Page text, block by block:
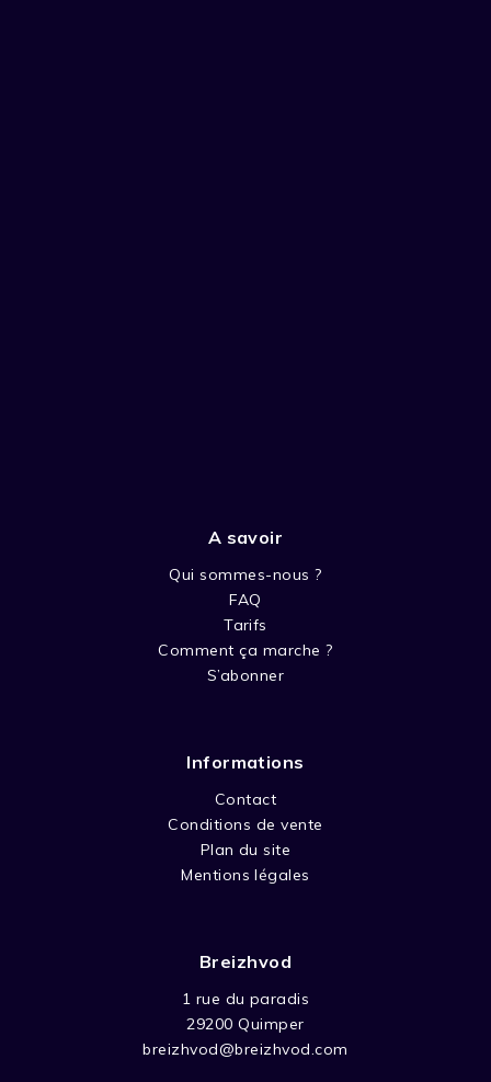
A savoir
Qui sommes-nous ?
FAQ
Tarifs
Comment ça marche ?
S’abonner
Informations
Contact
Conditions de vente
Plan du site
Mentions légales
Breizhvod
1 rue du paradis
29200 Quimper
breizhvod@breizhvod.com